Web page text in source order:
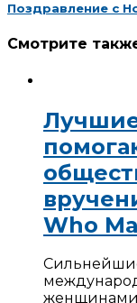
Поздравление с
Смотрите
Who